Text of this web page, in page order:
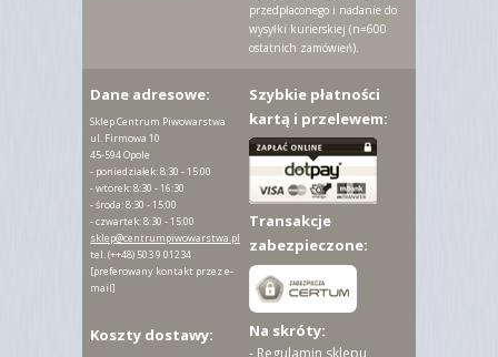
przedpłaconego i nadanie do
wysyłki kurierskiej (n=600
ostatnich zamówień).
Dane adresowe:
Sklep Centrum Piwowarstwa
ul. Firmowa 10
45-594 Opole
- poniedziałek: 8:30 - 15:00
- wtorek: 8:30 - 16:30
- środa: 8:30 - 15:00
- czwartek: 8:30 - 15:00
sklep@centrumpiwowarstwa.pl
tel.(++48) 503 9 01234
[preferowany kontakt przez e-
mail]
Szybkie płatności
kartą i przelewem:
Transakcje
zabezpieczone:
Koszty dostawy: Na skróty:
- Regulamin sklepu